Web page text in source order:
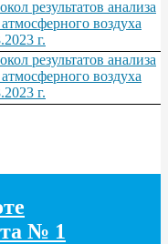
результатов анализа
воздуха
г.
результатов анализа
воздуха
г.
№ 1